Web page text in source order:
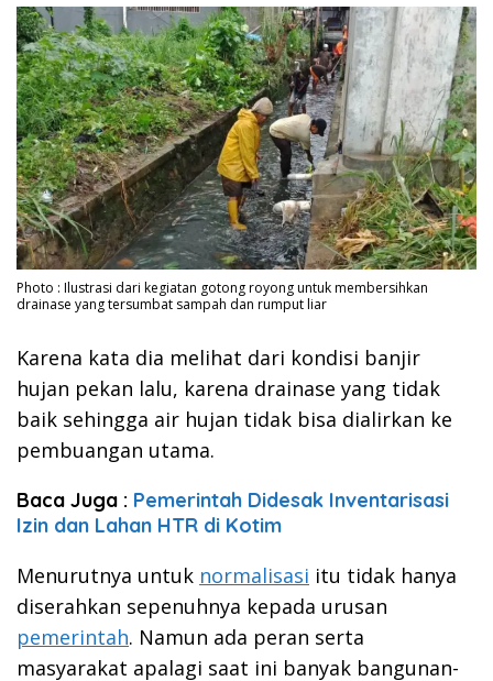
Photo : Ilustrasi dari kegiatan gotong royong untuk membersihkan
drainase yang tersumbat sampah dan rumput liar
Karena kata dia melihat dari kondisi banjir
hujan pekan lalu, karena drainase yang tidak
baik sehingga air hujan tidak bisa dialirkan ke
pembuangan utama.
Baca Juga : Pemerintah Didesak Inventarisasi
Izin dan Lahan HTR di Kotim
Menurutnya untuk normalisasi itu tidak hanya
diserahkan sepenuhnya kepada urusan
pemerintah. Namun ada peran serta
masyarakat apalagi saat ini banyak bangunan-